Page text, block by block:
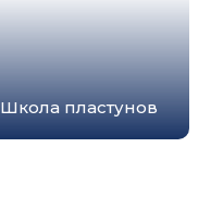
Школа пластунов